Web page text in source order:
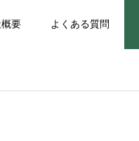
要 よくある質問